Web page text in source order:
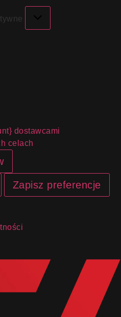
dostawcami
celach
Zapisz preferencje